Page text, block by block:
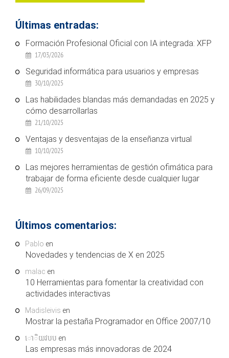
Últimas entradas:
Formación Profesional Oficial con IA integrada: XFP
17/03/2026
Seguridad informática para usuarios y empresas
30/10/2025
Las habilidades blandas más demandadas en 2025 y
cómo desarrollarlas
21/10/2025
Ventajas y desventajas de la enseñanza virtual
10/10/2025
Las mejores herramientas de gestión ofimática para
trabajar de forma eficiente desde cualquier lugar
26/09/2025
Últimos comentarios:
Pablo en
Novedades y tendencias de X en 2025
malac en
10 Herramientas para fomentar la creatividad con
actividades interactivas
Madisleivis en
Mostrar la pestaña Programador en Office 2007/10
ោិយវបប en
Las empresas más innovadoras de 2024